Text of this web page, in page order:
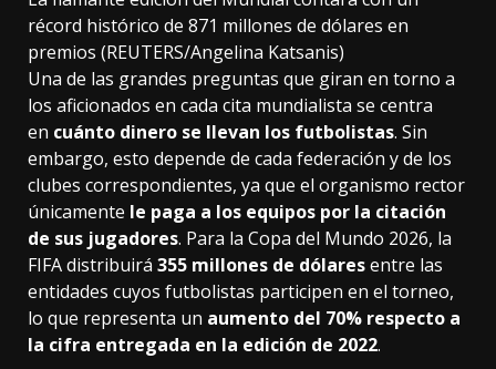
récord histórico de 871 millones de dólares en
premios (REUTERS/Angelina Katsanis)
Una de las grandes preguntas que giran en torno a
los aficionados en cada cita mundialista se centra
en cuánto dinero se llevan los futbolistas. Sin
embargo, esto depende de cada federación y de los
clubes correspondientes, ya que el organismo rector
únicamente le paga a los equipos por la citación
de sus jugadores. Para la Copa del Mundo 2026, la
FIFA distribuirá 355 millones de dólaresentre las
entidades cuyos futbolistas participen en el torneo,
lo que representa un aumento del 70% respecto a
la cifra entregada en la edición de 2022.